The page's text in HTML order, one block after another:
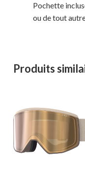
Pochette
ou de tout
Produits